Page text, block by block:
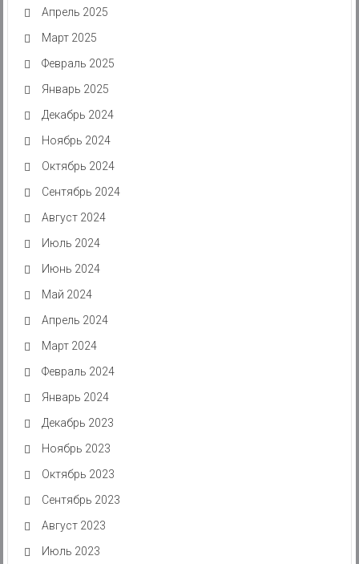
Апрель 2025
Март 2025
Февраль 2025
Январь 2025
Декабрь 2024
Ноябрь 2024
Октябрь 2024
Сентябрь 2024
Август 2024
Июль 2024
Июнь 2024
Май 2024
Апрель 2024
Март 2024
Февраль 2024
Январь 2024
Декабрь 2023
Ноябрь 2023
Октябрь 2023
Сентябрь 2023
Август 2023
Июль 2023